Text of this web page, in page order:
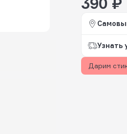
Узнать
Дарим